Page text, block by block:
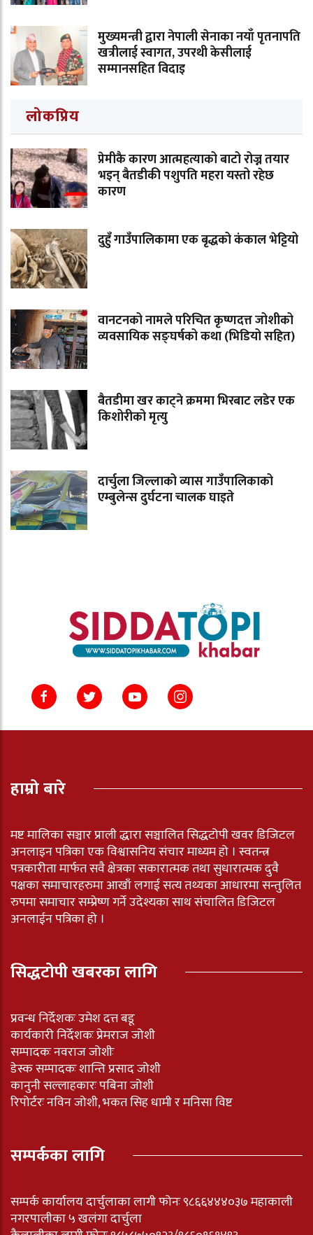
मुख्यमन्त्री द्वारा नेपाली सेनाका नयाँ पृतनापति
खत्रीलाई स्वागत, उपरथी केसीलाई
सम्मानसहित विदाइ
लोकप्रिय
प्रेमीकै कारण आत्महत्याको बाटो रोज्न तयार
भइन् बैतडीकी पशुपति महरा यस्तो रहेछ
कारण
दुहुँ गाउँपालिकामा एक बृद्धको कंकाल भेट्टियो
वानटनको नामले परिचित कृष्णदत्त जोशीको
व्यवसायिक सङ्घर्षको कथा (भिडियो सहित)
बैतडीमा खर काट्ने क्रममा भिरबाट लडेर एक
किशोरीको मृत्यु
दार्चुला जिल्लाको व्यास गाउँपालिकाको
एम्बुलेन्स दुर्घटना चालक घाइते
हाम्रो बारे
मष्ट मालिका सञ्चार प्राली द्धारा सञ्चालित सिद्धटोपी खवर डिजिटल
अनलाइन पत्रिका एक विश्वासनिय संचार माध्यम हो । स्वतन्त्र
पत्रकारीता मार्फत सवै क्षेत्रका सकारात्मक तथा सुधारात्मक दुवै
पक्षका समाचारहरुमा आखाँ लगाई सत्य तथ्यका आधारमा सन्तुलित
रुपमा समाचार सम्प्रेष्ण गर्ने उदेश्यका साथ संचालित डिजिटल
अनलाईन पत्रिका हो ।
सिद्धटोपी खबरका लागि
प्रवन्ध निर्देशकः उमेश दत्त बडू
कार्यकारी निर्देशकः प्रेमराज जोशी
सम्पादकः नवराज जोशीः
डेस्क सम्पादकः शान्ति प्रसाद जोशी
कानुनी सल्लाहकारः पबिना जोशी
रिपोर्टरः नविन जोशी, भकत सिह धामी र मनिसा विष्ट
सम्पर्कका लागि
सम्पर्क कार्यालय दार्चुलाका लागी फोनः ९८६६४४४०३७ महाकाली
नगरपालीका ५ खलंगा दार्चुला